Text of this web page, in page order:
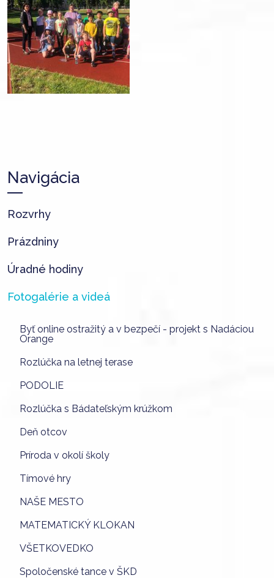
Navigácia
Rozvrhy
Prázdniny
Úradné hodiny
Fotogalérie a videá
Byť online ostražitý a v bezpečí - projekt s Nadáciou
Orange
Rozlúčka na letnej terase
PODOLIE
Rozlúčka s Bádateľským krúžkom
Deň otcov
Príroda v okolí školy
Tímové hry
NAŠE MESTO
MATEMATICKÝ KLOKAN
VŠETKOVEDKO
Spoločenské tance v ŠKD